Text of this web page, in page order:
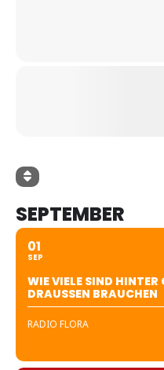
SEPTEMBER
01
SEP
WIE VIELE SIND
DRAUSSEN BRAUCHEN
RADIO FLORA